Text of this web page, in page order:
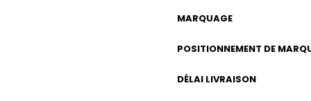
MARQUAGE
POSITIONNEMENT DE
DÉLAI LIVRAISON